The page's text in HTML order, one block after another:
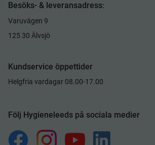
Besöks- & leveransadress:
Varuvägen 9
125 30 Älvsjö
Kundservice öppettider
Helgfria vardagar 08.00-17.00
Följ Hygieneleeds på sociala medier